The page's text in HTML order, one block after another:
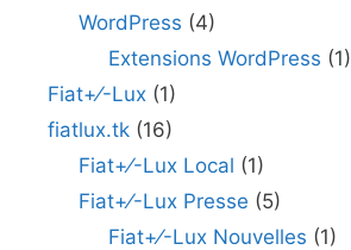
WordPress (4)
Extensions WordPress (1)
Fiat+⁄-Lux (1)
fiatlux.tk (16)
Fiat+⁄-Lux Local (1)
Fiat+⁄-Lux Presse (5)
Fiat+⁄-Lux Nouvelles (1)